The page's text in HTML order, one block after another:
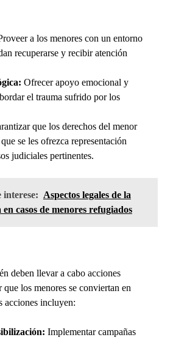
a los menores con un entorno
recuperarse y recibir atención
Ofrecer apoyo emocional y
el trauma sufrido por los
que los derechos del menor
se les ofrezca representación
judiciales pertinentes.
interese: Aspectos legales de la
casos de menores refugiados
deben llevar a cabo acciones
los menores se conviertan en
acciones incluyen:
Implementar campañas